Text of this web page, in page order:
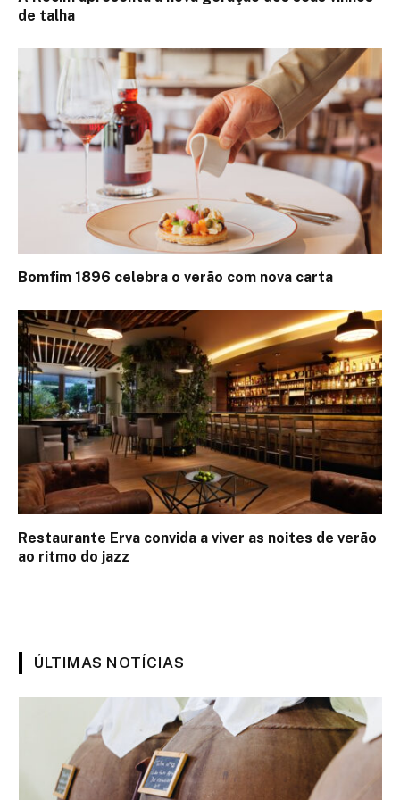
de talha
Bomfim 1896 celebra o verão com nova carta
Restaurante Erva convida a viver as noites de verão
ao ritmo do jazz
ÚLTIMAS NOTÍCIAS